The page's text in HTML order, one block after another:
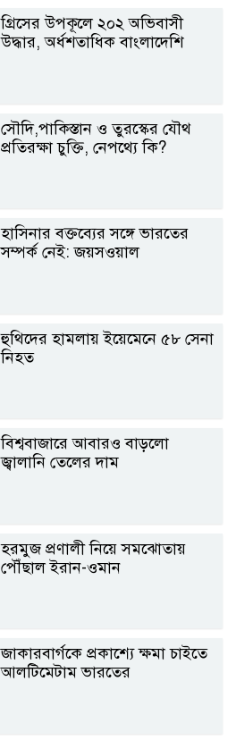
গ্রিসের উপকূলে ২০২ অভিবাসী
উদ্ধার, অর্ধশতাধিক বাংলাদেশি
সৌদি,পাকিস্তান ও তুরস্কের যৌথ
প্রতিরক্ষা চুক্তি, নেপথ্যে কি?
হাসিনার বক্তব্যের সঙ্গে ভারতের
সম্পর্ক নেই: জয়সওয়াল
হুথিদের হামলায় ইয়েমেনে ৫৮ সেনা
নিহত
বিশ্ববাজারে আবারও বাড়লো
জ্বালানি তেলের দাম
হরমুজ প্রণালী নিয়ে সমঝোতায়
পৌঁছাল ইরান-ওমান
জাকারবার্গকে প্রকাশ্যে ক্ষমা চাইতে
আলটিমেটাম ভারতের